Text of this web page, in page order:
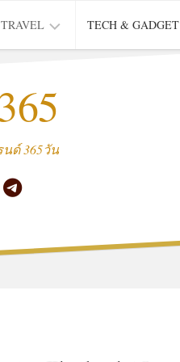
TRAVEL
THAI
TRIP
TECH & GADGET
ด์ 365วัน